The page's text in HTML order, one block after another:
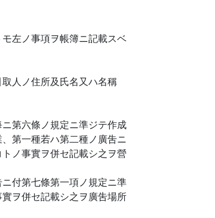
左ノ事項ヲ帳簿ニ記載スベ
人ノ住所及氏名又ハ名稱
第六條ノ規定ニ準ジテ作成
第一種若ハ第二種ノ廣吿ニ
ノ事實ヲ併セ記載シ之ヲ營
付第七條第一項ノ規定ニ準
ヲ併セ記載シ之ヲ廣吿場所